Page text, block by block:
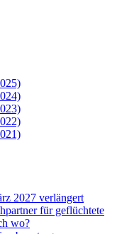
2027 verlängert
für geflüchtete
wo?